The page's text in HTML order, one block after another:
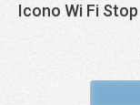
Icono Wi Fi Stop